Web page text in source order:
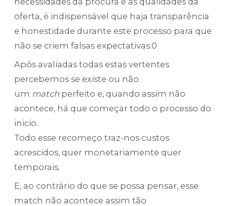
oferta, é indispensável que haja transparência
e honestidade durante este processo para que
não se criem falsas expectativas.0
Após avaliadas todas estas vertentes
percebemos se existe ou não
um matchperfeito e, quando assim não
acontece, há que começar todo o processo do
inicio.
Todo esse recomeço traz-nos custos
acrescidos, quer monetariamente quer
temporais.
E, ao contrário do que se possa pensar, esse
match não acontece assim tão